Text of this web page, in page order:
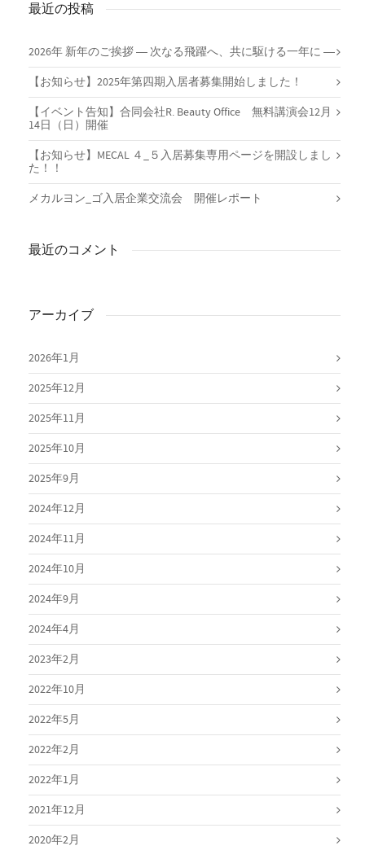
最近の投稿
2026年 新年のご挨拶 ― 次なる飛躍へ、共に駆ける一年に ―
【お知らせ】2025年第四期入居者募集開始しました！
【イベント告知】合同会社R. Beauty Office 無料講演会12月
14日（日）開催
【お知らせ】MECAL ４_５入居募集専用ページを開設しまし
た！！
メカルヨン_ゴ入居企業交流会 開催レポート
最近のコメント
アーカイブ
2026年1月
2025年12月
2025年11月
2025年10月
2025年9月
2024年12月
2024年11月
2024年10月
2024年9月
2024年4月
2023年2月
2022年10月
2022年5月
2022年2月
2022年1月
2021年12月
2020年2月